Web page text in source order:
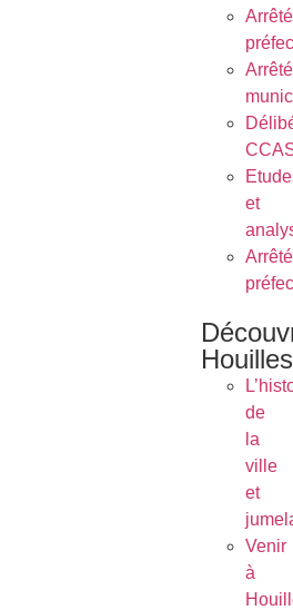
et
Houilles
de
la
ville
et
Venir
à